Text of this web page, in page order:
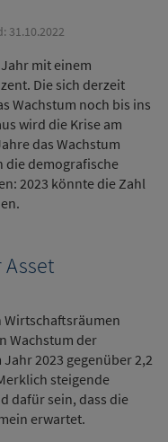
31.10.2022
mit einem
Die sich derzeit
Wachstum noch bis ins
wird die Krise am
das Wachstum
die demografische
2023 könnte die Zahl
Wirtschaftsräumen
Wachstum der
2023 gegenüber 2,2
steigende
dafür sein, dass die
erwartet.